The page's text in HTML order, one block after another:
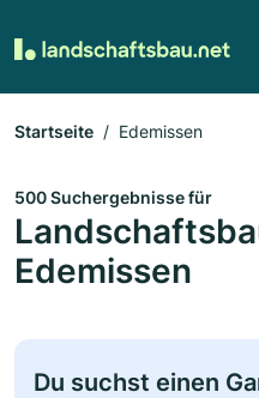
Startseite Edemissen
500 Suchergebnisse für
Edemissen
Du suchst einen